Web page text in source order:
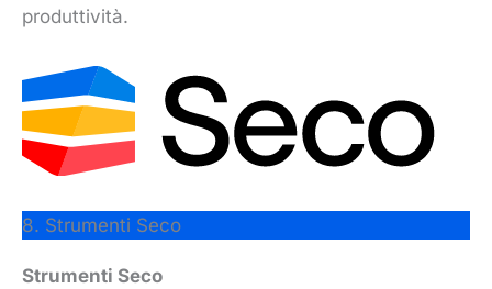
produttività.
8. Strumenti Seco
Strumenti Seco